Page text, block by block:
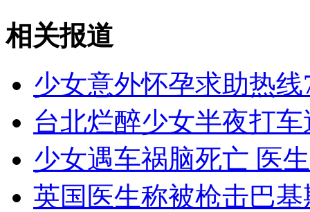
无痛分娩是否安全 医生回应
外交部：反对强权政治霸凌主义
外交部：有关国家言论片面不公正
相关报道
少女意外怀孕求助热
台北烂醉少女半夜打
少女遇车祸脑死亡 医
英国医生称被枪击巴